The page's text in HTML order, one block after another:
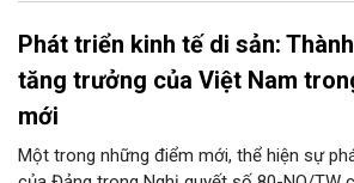
Phát triển kinh tế di sản:
tăng trưởng của Việt Nam
mới
Một trong những điểm mới, thể hiện sự